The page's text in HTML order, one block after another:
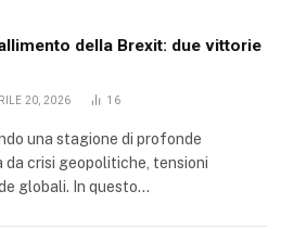
della Brexit: due vittorie
20, 2026 16
una stagione di profonde
crisi geopolitiche, tensioni
globali. In questo…